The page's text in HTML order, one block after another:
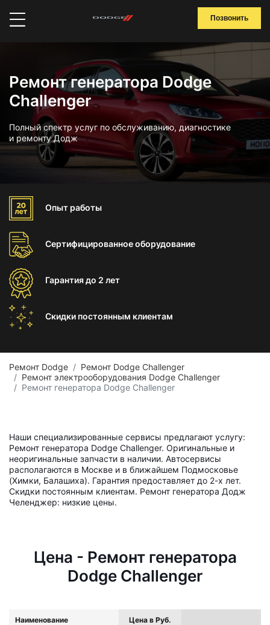
Позвонить
Ремонт генератора Dodge
Challenger
Полный спектр услуг по обслуживанию, диагностике
и ремонту Додж
Опыт работы
Сертифицированноеоборудование
Гарантиядо 2 лет
Скидки постоянным клиентам
Ремонт Dodge
Ремонт Dodge Challenger
Ремонт электрооборудования Dodge Challenger
Ремонт генератора Dodge Challenger
Наши специализированные сервисы предлагают услугу:
Ремонт генератора Dodge Challenger. Оригинальные и
неоригинальные запчасти в наличии. Автосервисы
располагаются в Москве и в ближайшем Подмосковье
(Химки, Балашиха). Гарантия предоставляет до 2-х лет.
Скидки постоянным клиентам. Ремонт генератора Додж
Челенджер: низкие цены.
Цена - Ремонт генератора
Dodge Challenger
Наименование Цена в Руб.